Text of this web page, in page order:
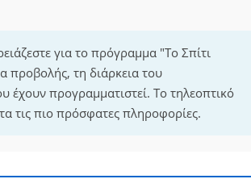
για το πρόγραμμα "Το Σπίτι
προβολής, τη διάρκεια του
έχουν προγραμματιστεί. Το τηλεοπτικό
τις πιο πρόσφατες πληροφορίες.